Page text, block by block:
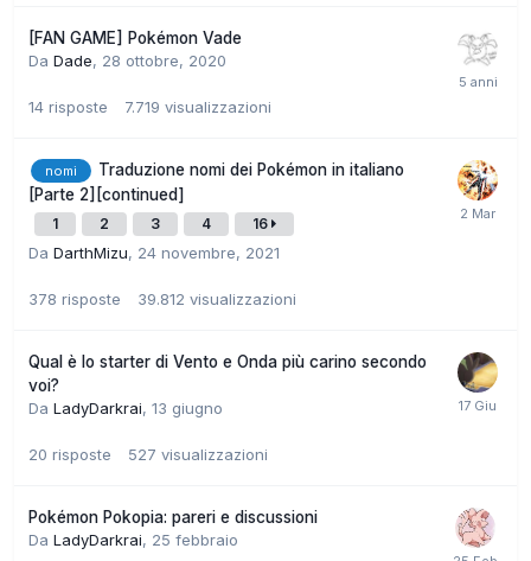
[FAN GAME] Pokémon Vade
Da Dade, 28 ottobre, 2020
14 risposte 7.719 visualizzazioni
nomi
Traduzione nomi dei Pokémon in italiano
[Parte 2][continued]
1 2 3 4 16
Da DarthMizu, 24 novembre, 2021
378 risposte 39.812 visualizzazioni
Qual è lo starter di Vento e Onda più carino secondo
voi?
Da LadyDarkrai, 13 giugno
20 risposte 527 visualizzazioni
Pokémon Pokopia: pareri e discussioni
Da LadyDarkrai, 25 febbraio